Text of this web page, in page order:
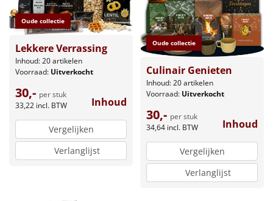
Oude collectie
Lekkere Verrassing
Inhoud: 20 artikelen
Voorraad: Uitverkocht
30,- per stuk
33,22 incl. BTW Inhoud
Vergelijken
Verlanglijst
Oude collectie
Culinair Genieten
Inhoud: 20 artikelen
Voorraad: Uitverkocht
30,- per stuk
34,64 incl. BTW Inhoud
Vergelijken
Verlanglijst